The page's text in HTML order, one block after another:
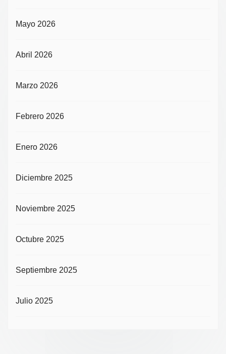
Mayo 2026
Abril 2026
Marzo 2026
Febrero 2026
Enero 2026
Diciembre 2025
Noviembre 2025
Octubre 2025
Septiembre 2025
Julio 2025